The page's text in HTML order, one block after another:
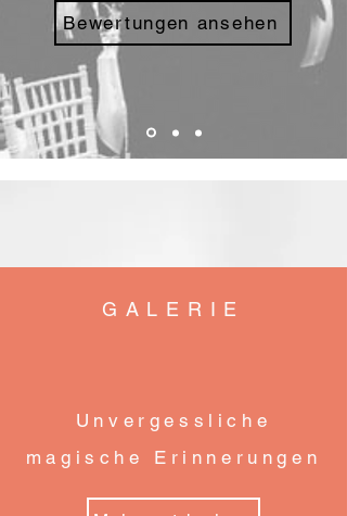
Bewertungen ansehen
GALERIE
Unvergessliche
magische Erinnerungen